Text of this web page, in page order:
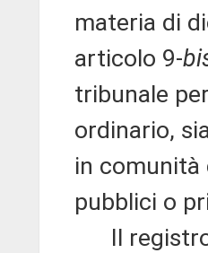
materia di
articolo 9-
tribunale
ordinario,
in
pubblici o
Il registro